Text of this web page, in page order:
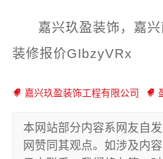
嘉兴玖盈装饰，嘉
装修报价GIbzyVRx
嘉兴玖盈装饰工程有限公司
本网站部分内容系网友自
网赞同其观点。如涉及内